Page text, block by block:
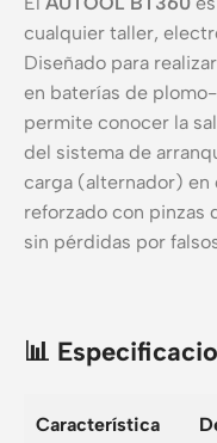
cualquier taller,
Diseñado para
en baterías de
permite conocer la
del sistema de
carga (alternador) en
reforzado con pinzas
sin pérdidas por
📊
Característica